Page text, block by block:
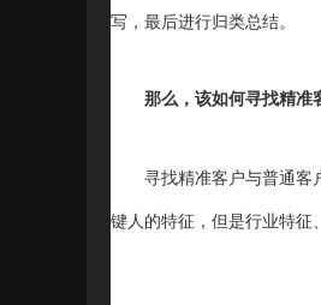
写，最后进行归类总结。
那么，该如何寻找精准
寻找精准客户与普通客
键人的特征，但是行业特征